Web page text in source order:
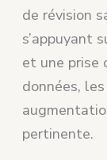
de révision
s’appuyant
et une prise
données,
pertinente.